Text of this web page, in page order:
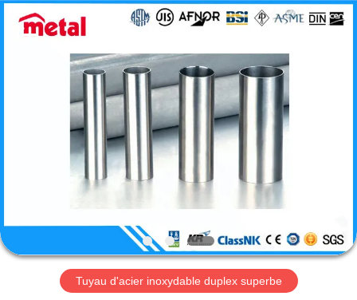
MAISON
PRODUITS
DE
NOUS
STEEL
GROUP
CHINA.
Tuyau d'acier inoxydable duplex superbe